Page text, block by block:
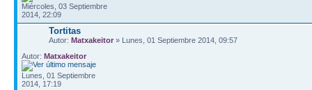
Miércoles, 03 Septiembre
2014, 22:09
Tortitas
Autor: Matxakeitor » Lunes, 01 Septiembre 2014, 09:57
Autor: Matxakeitor
Lunes, 01 Septiembre
2014, 17:19